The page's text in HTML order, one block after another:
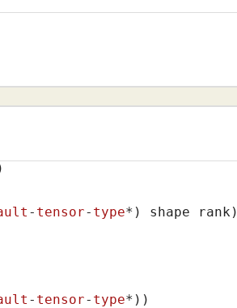
- tensor- type*)
shape rank)
- tensor- type*) )